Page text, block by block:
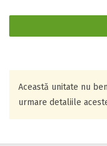
Această unitate nu
urmare detaliile